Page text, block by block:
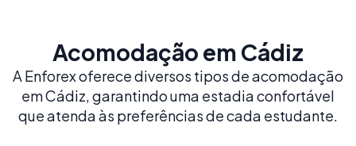
Acomodação em Cádiz
A Enforex oferece diversos tipos de acomodação
em Cádiz, garantindo uma estadia confortável
que atenda às preferências de cada estudante.